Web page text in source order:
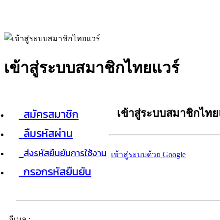
เข้าสู่ระบบสมาชิกไทยแวร์
สมัครสมาชิก
ลืมรหัสผ่าน
ส่งรหัสยืนยันการใช้งาน
กรอกรหัสยืนยัน
เข้าสู่ระบบสมาชิกไท
เข้าสู่ระบบด้วย Google